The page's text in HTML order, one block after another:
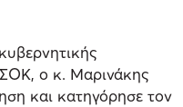
ο κ. Μαρινάκης
και κατηγόρησε τον